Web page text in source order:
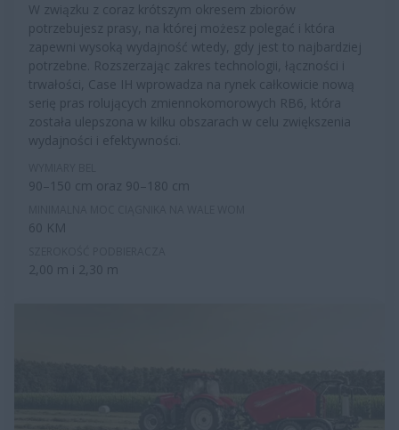
W związku z coraz krótszym okresem zbiorów
potrzebujesz prasy, na której możesz polegać i która
zapewni wysoką wydajność wtedy, gdy jest to najbardziej
potrzebne. Rozszerzając zakres technologii, łączności i
trwałości, Case IH wprowadza na rynek całkowicie nową
serię pras rolujących zmiennokomorowych RB6, która
została ulepszona w kilku obszarach w celu zwiększenia
wydajności i efektywności.
90–150 cm oraz 90–180 cm
60 KM
2,00 m i 2,30 m